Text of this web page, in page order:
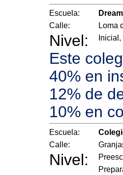
Escuela:
Calle:
Loma
Nivel:
Este
40% en
12% de
10% en
Escuela:
Calle:
Nivel: